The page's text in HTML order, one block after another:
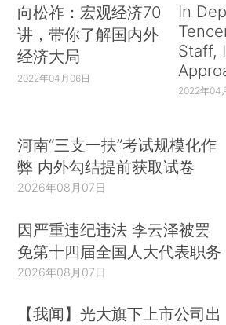
向松祚：宏观经济70
讲，带你了解国内外
经济大局
2022年04月06日
In
Staff,
2022年04
河南“三支一扶”考试规模化作
弊 内外勾结提前获取试卷
2026年08月07日
因严重违纪违法 李云泽被罢
免第十四届全国人大代表职务
2026年08月07日
【我闻】光大旗下上市公司出